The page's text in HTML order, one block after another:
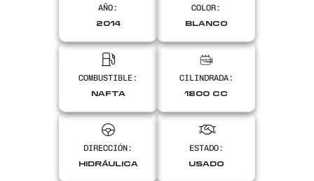
AÑO:
2014
COLOR:
BLANCO
COMBUSTIBLE:
NAFTA
CILINDRADA:
1800 CC
DIRECCIÓN:
HIDRÁULICA
ESTADO:
USADO